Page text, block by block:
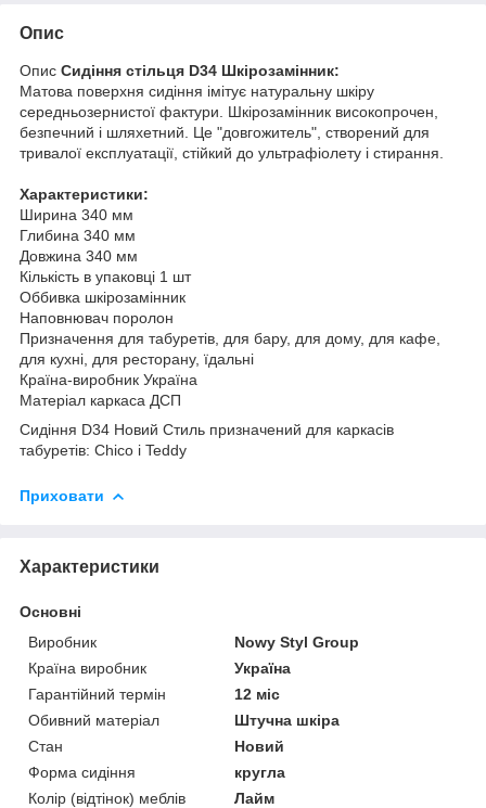
Опис
Опис Сидіння стільця D34 Шкірозамінник:
Матова поверхня сидіння імітує натуральну шкіру
середньозернистої фактури. Шкірозамінник високопрочен,
безпечний і шляхетний. Це "довгожитель", створений для
тривалої експлуатації, стійкий до ультрафіолету і стирання.
Характеристики:
Ширина 340 мм
Глибина 340 мм
Довжина 340 мм
Кількість в упаковці 1 шт
Оббивка шкірозамінник
Наповнювач поролон
Призначення для табуретів, для бару, для дому, для кафе,
для кухні, для ресторану, їдальні
Країна-виробник Україна
Матеріал каркаса ДСП
Сидіння D34 Новий Стиль призначений для каркасів
табуретів: Chico і Teddy
Приховати
Характеристики
Основні
Виробник
Nowy Styl Group
Країна виробник
Україна
Гарантійний термін
12 міс
Обивний матеріал
Штучна шкіра
Стан
Новий
Форма сидіння
кругла
Колір (відтінок) меблів
Лайм